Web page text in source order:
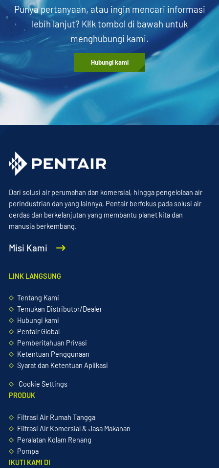
Punya pertanyaan, atau ingin mencari informasi
lebih lanjut? Klik tombol di bawah untuk
menghubungi kami.
Hubungi kami
Dari solusi air perumahan dan komersial, hingga pengelolaan air
perindustrian dan yang lainnya, Pentair berfokus pada solusi air
cerdas dan berkelanjutan yang membantu planet kita dan
manusia berkembang.
Misi Kami
LINK LANGSUNG
Tentang Kami
Temukan Distributor/Dealer
Hubungi kami
Pentair Global
Pemberitahuan Privasi
Ketentuan Penggunaan
Syarat dan Ketentuan Aplikasi
Cookie Settings
PRODUK
Filtrasi Air Rumah Tangga
Filtrasi Air Komersial & Jasa Makanan
Peralatan Kolam Renang
Pompa
IKUTI KAMI DI